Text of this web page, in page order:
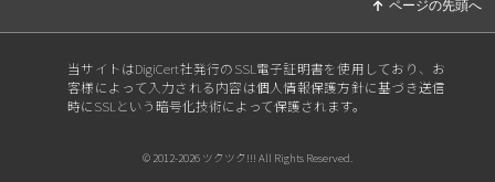
当サイトはDigiCert社発行のSSL電子証明書を使用しており、お
客様によって入力される内容は個人情報保護方針に基づき送信
時にSSLという暗号化技術によって保護されます。
© 2012-2026 ツクツク!!! All Rights Reserved.